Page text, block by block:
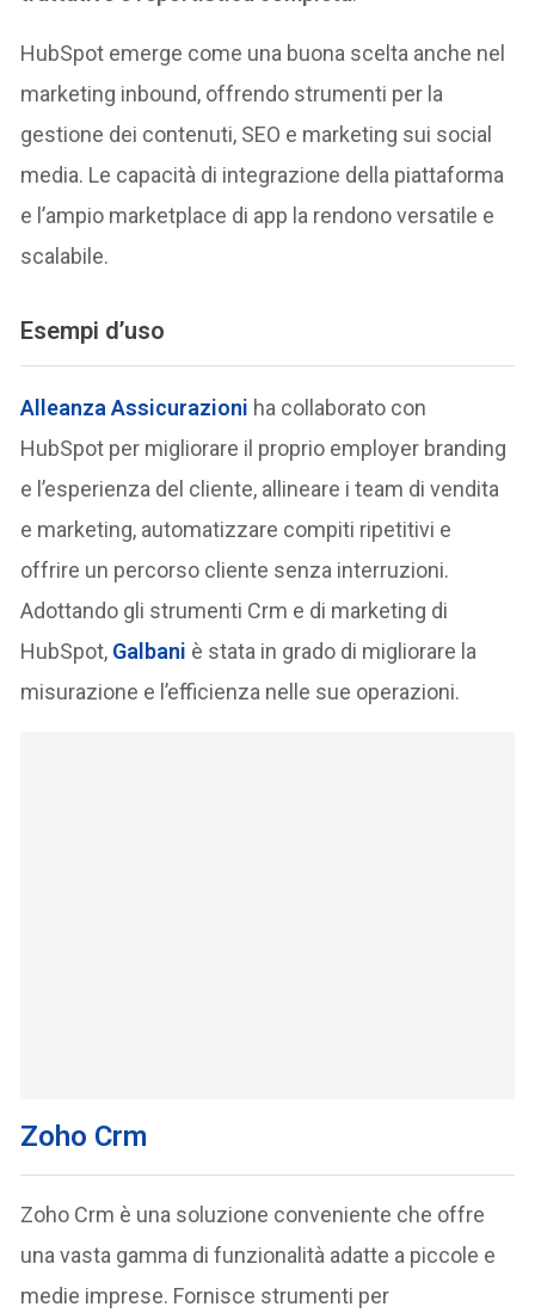
HubSpot emerge come una buona scelta anche nel
marketing inbound, offrendo strumenti per la
gestione dei contenuti, SEO e marketing sui social
media. Le capacità di integrazione della piattaforma
e l’ampio marketplace di app la rendono versatile e
scalabile.
Esempi d’uso
Alleanza Assicurazioni ha collaborato con
HubSpot per migliorare il proprio employer branding
e l’esperienza del cliente, allineare i team di vendita
e marketing, automatizzare compiti ripetitivi e
offrire un percorso cliente senza interruzioni.
Adottando gli strumenti Crm e di marketing di
HubSpot, Galbani è stata in grado di migliorare la
misurazione e l’efficienza nelle sue operazioni.
Zoho Crm
Zoho Crm è una soluzione conveniente che offre
una vasta gamma di funzionalità adatte a piccole e
medie imprese. Fornisce strumenti per